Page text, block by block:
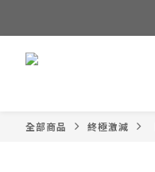
全部商品 終極激減